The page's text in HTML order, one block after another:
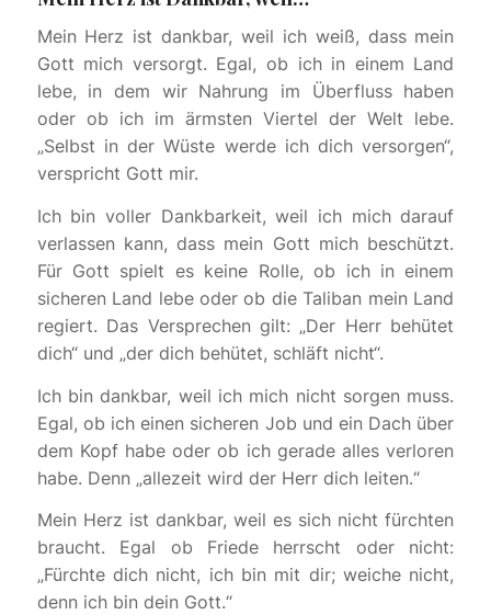
Mein Herz ist dankbar, weil ich weiß, dass mein
Gott mich versorgt. Egal, ob ich in einem Land
lebe, in dem wir Nahrung im Überfluss haben
oder ob ich im ärmsten Viertel der Welt lebe.
„Selbst in der Wüste werde ich dich versorgen“,
verspricht Gott mir.
Ich bin voller Dankbarkeit, weil ich mich darauf
verlassen kann, dass mein Gott mich beschützt.
Für Gott spielt es keine Rolle, ob ich in einem
sicheren Land lebe oder ob die Taliban mein Land
regiert. Das Versprechen gilt: „Der Herr behütet
dich“ und „der dich behütet, schläft nicht“.
Ich bin dankbar, weil ich mich nicht sorgen muss.
Egal, ob ich einen sicheren Job und ein Dach über
dem Kopf habe oder ob ich gerade alles verloren
habe. Denn „allezeit wird der Herr dich leiten.“
Mein Herz ist dankbar, weil es sich nicht fürchten
braucht. Egal ob Friede herrscht oder nicht:
„Fürchte dich nicht, ich bin mit dir; weiche nicht,
denn ich bin dein Gott.“